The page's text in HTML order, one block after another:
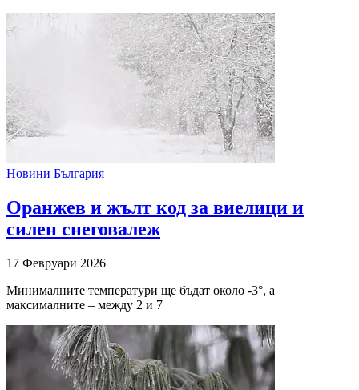
Новини България
Оранжев и жълт код за виелици и
силен снеговалеж
17 Февруари 2026
Минималните температури ще бъдат около -3°, а
максималните – между 2 и 7